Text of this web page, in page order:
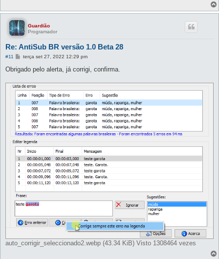
Guardião
Programador
Re: AntiSub BR versão 1.0 Beta 28
#11
M
n
g
e
m
terça set 27, 2022 12:29 pm
Obrigado pelo alerta, já corrigi, confirma.
auto_corrigir_seleccionado2.webp (43.34 KiB) Visto 1308464 vezes